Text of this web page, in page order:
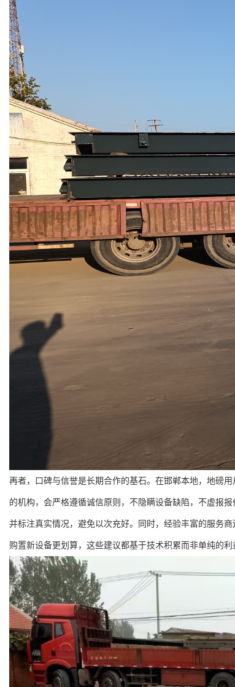
再者，口碑与信誉是长期合作的基石。在邯郸本地，地磅
的机构，会严格遵循诚信原则，不隐瞒设备缺陷，不虚报
并标注真实情况，避免以次充好。同时，经验丰富的服务
购置新设备更划算，这些建议都基于技术积累而非单纯的利